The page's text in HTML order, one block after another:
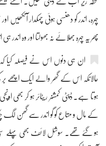
چہرہ، اندر کو دھنسی ہوئی چمکدار
پھر یہ چہرہ بھلائے نہ بھولتا اور وہ
ان ہی دنوں اس نے فیصلہ کیا
حالانکہ اس کے گھر والے ایک اچھے بر
ہوتا ہے۔ ڈپٹی کمشنر ریٹائر ہو کر بھی
کے مال و متاع کو گو اندر سے گھن لگ
ہو گئے تھے۔ سوشل لائف بھی پہلے